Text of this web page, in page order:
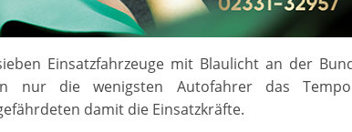
Einsatzfahrzeuge mit Blaulicht an der
nur die wenigsten Autofahrer das
damit die Einsatzkräfte.